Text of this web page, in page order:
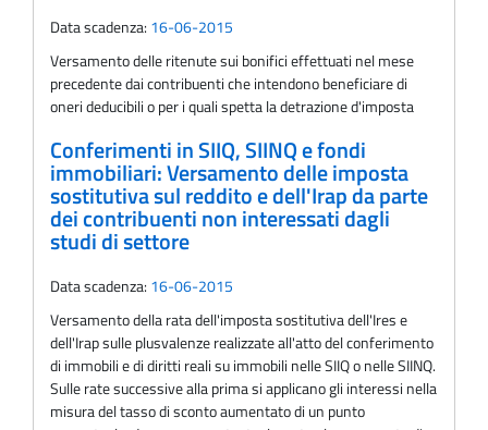
Data scadenza: 16-06-2015
Versamento delle ritenute sui bonifici effettuati nel mese
precedente dai contribuenti che intendono beneficiare di
oneri deducibili o per i quali spetta la detrazione d'imposta
Conferimenti in SIIQ, SIINQ e fondi
immobiliari: Versamento delle imposta
sostitutiva sul reddito e dell'Irap da parte
dei contribuenti non interessati dagli
studi di settore
Data scadenza: 16-06-2015
Versamento della rata dell'imposta sostitutiva dell'Ires e
dell'Irap sulle plusvalenze realizzate all'atto del conferimento
di immobili e di diritti reali su immobili nelle SIIQ o nelle SIINQ.
Sulle rate successive alla prima si applicano gli interessi nella
misura del tasso di sconto aumentato di un punto